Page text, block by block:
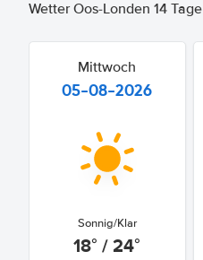
Wetter Oos-Londen 14 Tage
Mittwoch
05-08-2026
Sonnig/Klar
18° / 24°